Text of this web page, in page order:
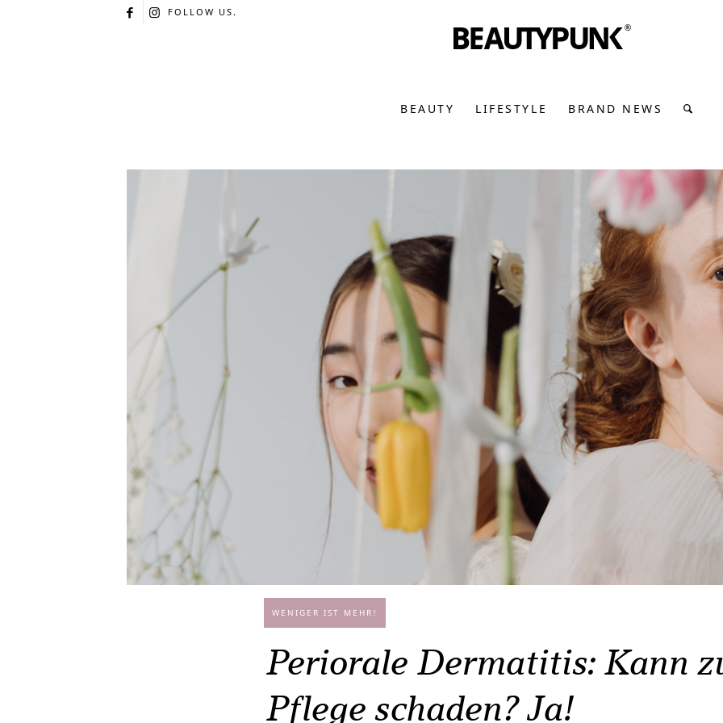
FOLLOW US.
BEAUTY LIFESTYLE BRAND NEWS
WENIGER IST MEHR!
Periorale Dermatitis: Kann
Pflege schaden? Ja!